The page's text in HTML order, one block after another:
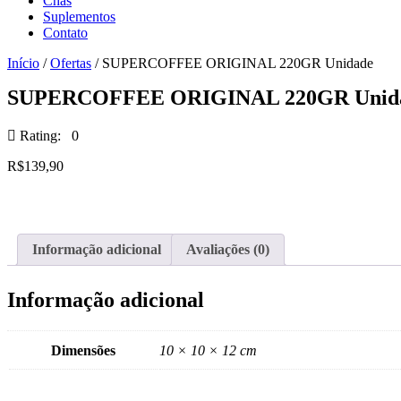
Suplementos
Contato
Início /Ofertas / SUPERCOFFEE ORIGINAL 220GR Unidade
SUPERCOFFEE ORIGINAL 220GR
Rating: 0
R$139,90
Informação adicional Avaliações (0)
Informação adicional
Dimensões 10 × 10 × 12 cm